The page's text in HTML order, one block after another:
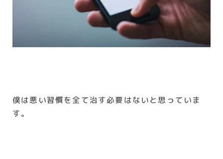
僕は悪い習慣を全て治す必要はないと思っていま
す。